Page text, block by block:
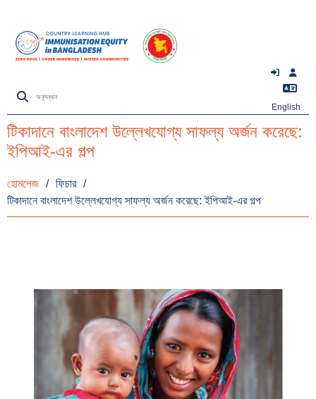
English
টিকাদানে বাংলাদেশ উল্লেখযোগ্য সাফল্য অর্জন করেছে:
ইপিআই-এর গল্প
হোমপেজ / ফিচার /
টিকাদানে বাংলাদেশ উল্লেখযোগ্য সাফল্য অর্জন করেছে: ইপিআই-এর গল্প